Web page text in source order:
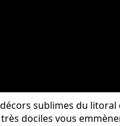
sublimes du
dociles vous